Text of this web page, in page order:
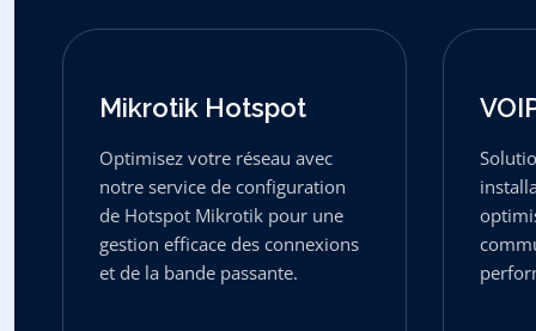
Mikrotik Hotspot
Optimisez votre réseau avec
notre service de configuration
de Hotspot Mikrotik pour une
gestion efficace des connexions
et de la bande passante.